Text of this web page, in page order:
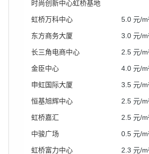
时尚创新中心虹桥基地
虹桥万科中心 5.0 元/
东方商务大厦 3.0 元/
长三角电商中心 2.5 元/
金臣中心 4.0 元/
申虹国际大厦 3.5 元/
恒基旭辉中心 2.5 元/
虹桥嘉汇 2.5 元/
中骏广场 0.5 元/
虹桥富力中心 2.3 元/